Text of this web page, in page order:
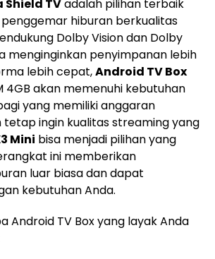
Shield TVadalah pilihan terbaik
hiburan berkualitas
Dolby Vision dan Dolby
menginginkan penyimpanan lebih
lebih cepat,Android TV Box
4GB akan memenuhi kebutuhan
yang memiliki anggaran
ingin kualitas streaming yang
Mini bisa menjadi pilihan yang
ini memberikan
luar biasa dan dapat
kebutuhan Anda.
Android TV Box yang layak Anda